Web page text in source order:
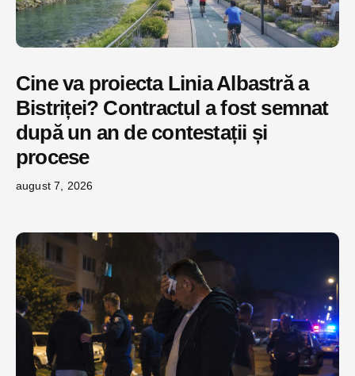
Cine va proiecta Linia Albastră a
Bistriței? Contractul a fost semnat
după un an de contestații și
procese
august 7, 2026